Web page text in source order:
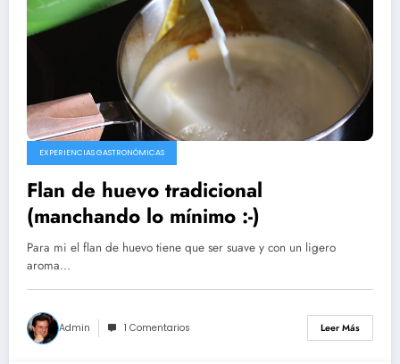
EXPERIENCIAS GASTRONÓMICAS
Flan de huevo tradicional
(manchando lo mínimo :-)
Para mi el flan de huevo tiene que ser suave y con un ligero
aroma…
Admin 1 Comentarios Leer Más